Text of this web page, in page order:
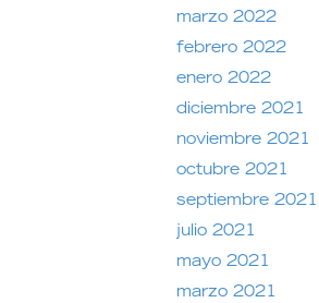
marzo 2022
febrero 2022
enero 2022
diciembre 2021
noviembre 2021
octubre 2021
septiembre 2021
julio 2021
mayo 2021
marzo 2021